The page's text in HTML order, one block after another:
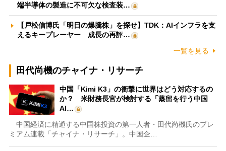
端半導体の製造に不可欠な検査装…
【戸松信博氏「明日の爆騰株」を探せ】TDK：AIインフラを支
えるキープレーヤー 成長の再評…
一覧を見る
田代尚機のチャイナ・リサーチ
中国「Kimi K3」の衝撃に世界はどう対応するの
か？ 米財務長官が検討する「蒸留を行う中国
AI…
中国経済に精通する中国株投資の第一人者・田代尚機氏のプレ
ミアム連載「チャイナ・リサーチ」。中国企…